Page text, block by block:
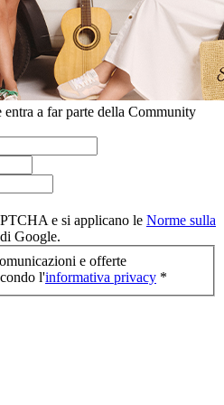
a far parte della Community
e si applicano le Norme sulla
di Google.
e offerte
l'informativa privacy *